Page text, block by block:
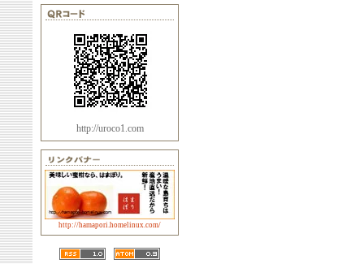
http://uroco1.com
http://hamapori.homelinux.com/